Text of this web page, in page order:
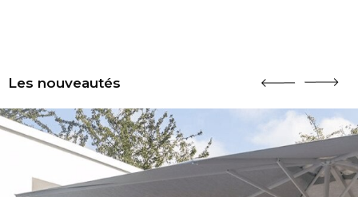
Les nouveautés